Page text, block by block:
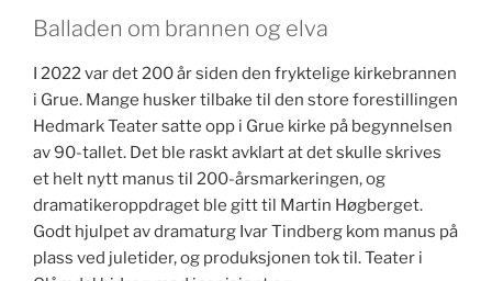
Balladen om brannen og elva
I 2022 var det 200 år siden den fryktelige kirkebrannen
i Grue. Mange husker tilbake til den store forestillingen
Hedmark Teater satte opp i Grue kirke på begynnelsen
av 90-tallet. Det ble raskt avklart at det skulle skrives
et helt nytt manus til 200-årsmarkeringen, og
dramatikeroppdraget ble gitt til Martin Høgberget.
Godt hjulpet av dramaturg Ivar Tindberg kom manus på
plass ved juletider, og produksjonen tok til. Teater i